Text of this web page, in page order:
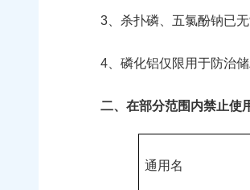
3、杀扑磷、五氯酚钠已无
4、磷化铝仅限用于防治储
二、在部分范围内禁止使
通用名